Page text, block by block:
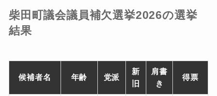
柴田町議会議員補欠選挙2026の選挙
結果
候補者名 年齢 党派
新
旧
肩書
き
得票